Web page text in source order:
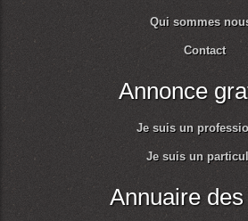
Qui sommes
Contact
Annonce
Je suis un
Je suis un
Annuaire